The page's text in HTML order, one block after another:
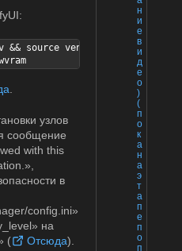
н
и
е
в
и
д
е
о
)
(
п
о
к
а
н
а
э
т
а
п
е
п
о
п
&& source venv/bin/activate
.
узлов
сообщение
with this
в
config.ini»
на
(
Отсюда).